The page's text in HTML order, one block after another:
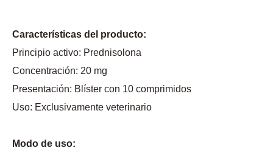
Características del producto:
Principio activo: Prednisolona
Concentración: 20 mg
Presentación: Blíster con 10 comprimidos
Uso: Exclusivamente veterinario
Modo de uso: